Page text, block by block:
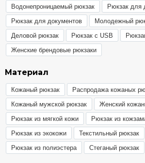
магазинов. Наши постоянные
достоинству оценили товары
Мягкая кожа женская , они
отзывов, с которыми вы можете
товарах или разделе«Отзывы»
сертифицирован, ознакомиться с
можете в разделеГарантия и брак.
Водонепроницаемый рюкзак
Рюкзак для
Рюкзак для документов
Молодежный
Деловой рюкзак
Рюкзак с USB
Женские брендовые рюкзаки
Материал
Кожаный рюкзак
Распродажа кожаных
Кожаный мужской рюкзак
Женский
Рюкзак из мягкой кожи
Рюкзак из
Рюкзак из экокожи
Текстильный рюкзак
Рюкзак из полиэстера
Стеганый рюкзак